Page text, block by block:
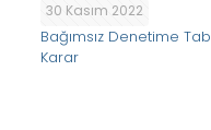
30 Kasım 2022
Bağımsız Denetime
Karar